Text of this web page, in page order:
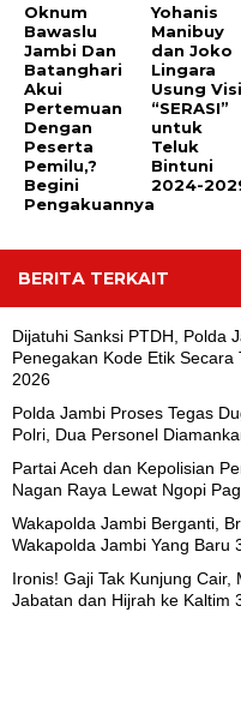
Oknum
Bawaslu
Jambi Dan
Batanghari
Akui
Pertemuan
Dengan
Peserta
Pemilu,?
Begini
Pengakuannya
Yohanis
Manibuy
dan Joko
Lingara
Usung Visi
“SERASI”
untuk
Teluk
Bintuni
2024-
BERITA TERKAIT
Dijatuhi Sanksi PTDH, Polda
Penegakan Kode Etik Secara
2026
Polda Jambi Proses Tegas
Polri, Dua Personel
Partai Aceh dan Kepolisian
Nagan Raya Lewat Ngopi
Wakapolda Jambi Berganti,
Wakapolda Jambi Yang Baru
Ironis! Gaji Tak Kunjung
Jabatan dan Hijrah ke Kaltim